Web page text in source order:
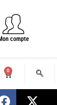
compte
0
nouveau